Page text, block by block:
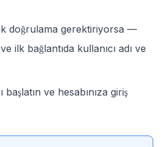
doğrulama gerektiriyorsa —
ilk bağlantıda kullanıcı adı ve
başlatın ve hesabınıza giriş